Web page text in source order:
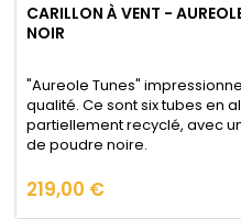
CARILLON À VENT -
NOIR
"Aureole Tunes"
qualité. Ce sont six tubes en
partiellement recyclé, avec
de poudre noire.
Prix
219,00 €